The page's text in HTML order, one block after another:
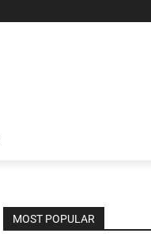
MOST POPULAR